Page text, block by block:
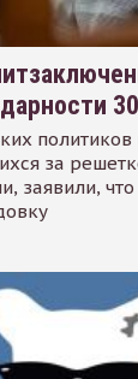
за
заявили,